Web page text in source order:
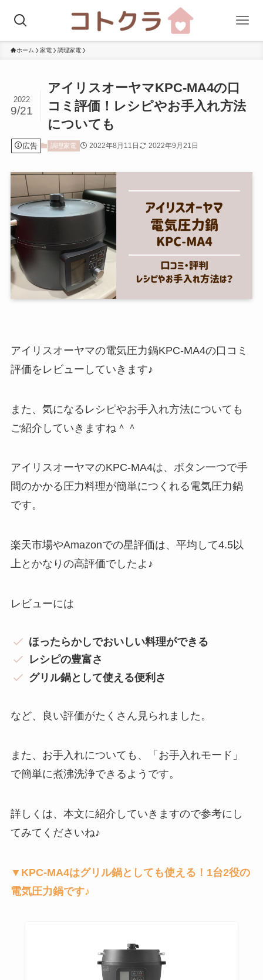
ホーム 家電 調理家電
アイリスオーヤマKPC-MA4の口
コミ評価！レシピやお手入れ方法
についても
2022
9/21
広告 調理家電 2022年8月11日 2022年9月21日
アイリスオーヤマの電気圧力鍋KPC-MA4の口コミ
評価をレビューしていきます♪
また、気になるレシピやお手入れ方法についても
ご紹介していきますね＾＾
アイリスオーヤマのKPC-MA4は、ボタン一つで手
間のかかる圧力料理が簡単につくれる電気圧力鍋
です。
楽天市場やAmazonでの星評価は、平均して4.5以
上とかなりの高評価でしたよ♪
レビューには
ほったらかしでおいしい料理ができる
レシピの豊富さ
グリル鍋として使える便利さ
など、良い評価がたくさん見られました。
また、お手入れについても、「お手入れモード」
で簡単に煮沸洗浄できるようです。
詳しくは、本文に紹介していきますので参考にし
てみてくださいね♪
▼KPC-MA4はグリル鍋としても使える！1台2役の
電気圧力鍋です♪